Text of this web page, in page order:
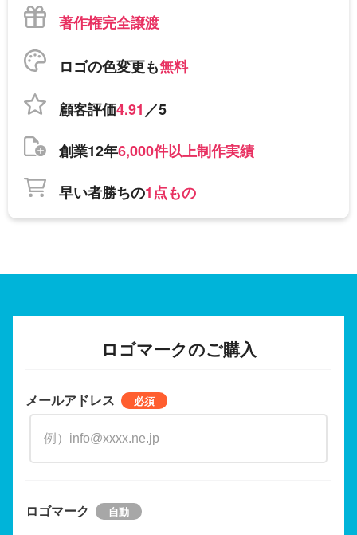
著作権完全譲渡
ロゴの色変更も無料
顧客評価4.91／5
創業12年6,000件以上制作実績
早い者勝ちの1点もの
ロゴマークのご購入
メールアドレス
ロゴマーク